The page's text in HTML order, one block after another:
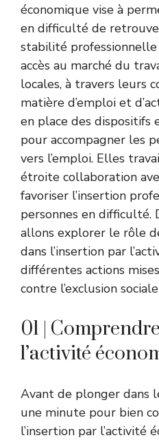
économique vise à
en difficulté de
stabilité
accès au marché du
locales, à travers leurs
matière d’emploi et
en place des dispositifs
pour accompagner les
vers l’emploi. Elles
étroite collaboration
favoriser l’insertion
personnes en difficulté.
allons explorer le rôle
dans l’insertion par
différentes actions
contre l’exclusion
01 |
l’activité
Avant de plonger dans
une minute pour bien
l’insertion par l’activité